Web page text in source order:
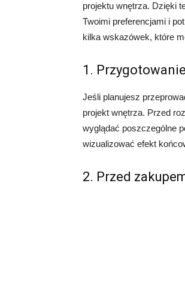
projektu wnętrza. Dzięki
Twoimi preferencjami i
kilka wskazówek, które
1.
Jeśli planujesz
projekt wnętrza. Przed
wyglądać poszczególne
wizualizować efekt
2. Przed